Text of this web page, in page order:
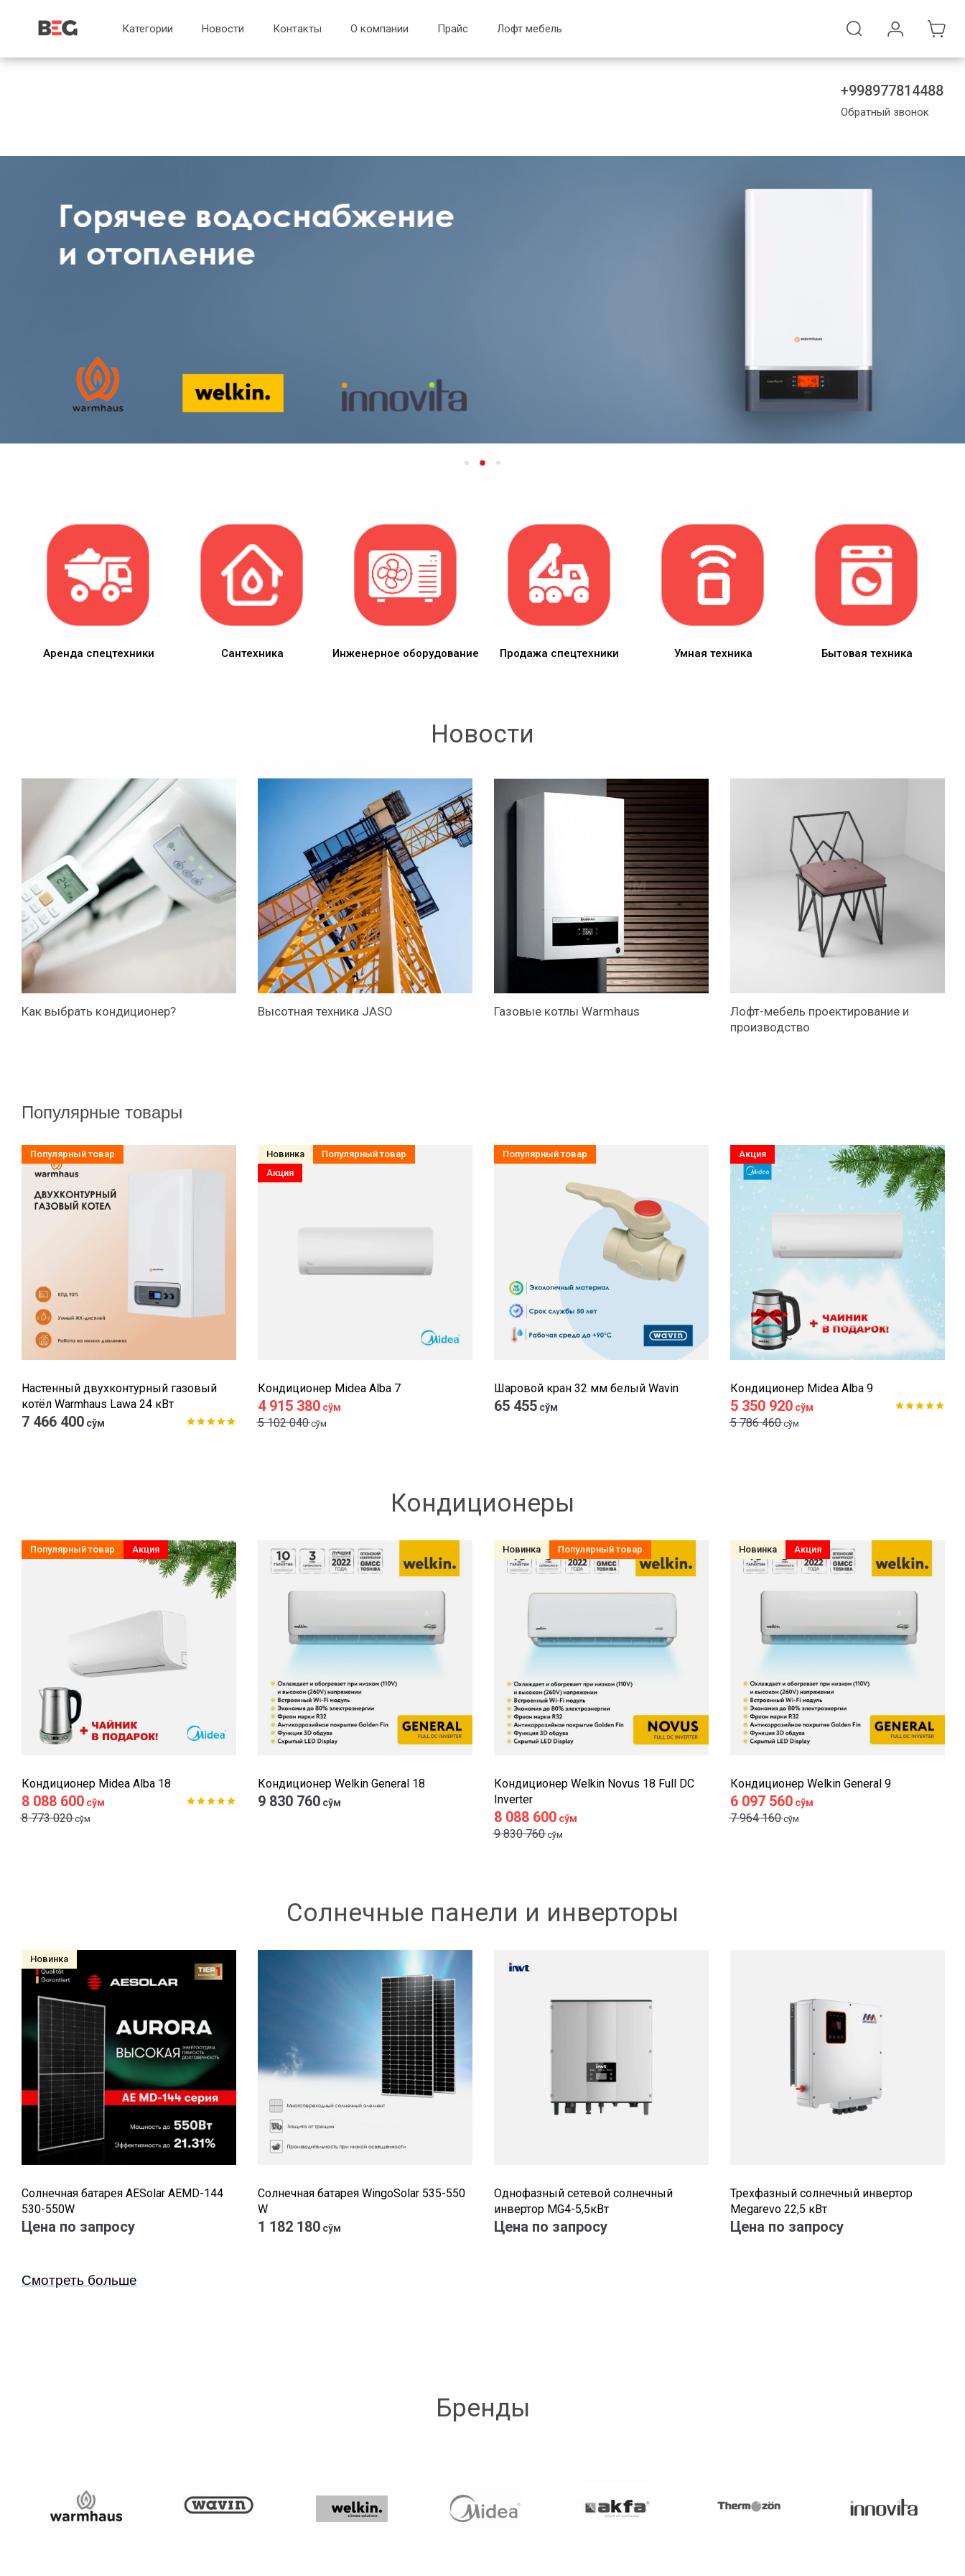
Категории
Новости Контакты О компании Прайс Лофт мебель
+998977814488
Обратный звонок
Аренда спецтехники Сантехника Инженерное оборудование Продажа спецтехники Умная техника Бытовая техника
Новости
Как выбрать кондиционер? Высотная техника JASO Газовые котлы Warmhaus
Лофт-мебель проектирование и
производство
Популярные товары
Популярный товар
Настенный двухконтурный газовый
котёл Warmhaus Lawa 24 кВт
7 466 400 сўм
Новинка
Популярный товар
Акция
Кондиционер Midea Alba 7
5 102 040сўм
4 915 380 сўм
Популярный товар
Шаровой кран 32 мм белый Wavin
65 455 сўм
Акция
Кондиционер Midea Alba 9
5 786 460сўм
5 350 920 сўм
Кондиционеры
Популярный товар Акция
Кондиционер Midea Alba 18
8 773 020сўм
8 088 600 сўм
Кондиционер Welkin General 18
9 830 760 сўм
Новинка Популярный товар
Кондиционер Welkin Novus 18 Full DC
Inverter
9 830 760сўм
8 088 600 сўм
Новинка Акция
Кондиционер Welkin General 9
7 964 160сўм
6 097 560 сўм
Солнечные панели и инверторы
Новинка
Солнечная батарея AESolar AEMD-144
530-550W
Цена по запросу
Солнечная батарея WingoSolar 535-550
W
1 182 180 сўм
Однофазный сетевой солнечный
инвертор MG4-5,5кВт
Цена по запросу
Трехфазный солнечный инвертор
Megarevo 22,5 кВт
Цена по запросу
Смотреть больше
Бренды